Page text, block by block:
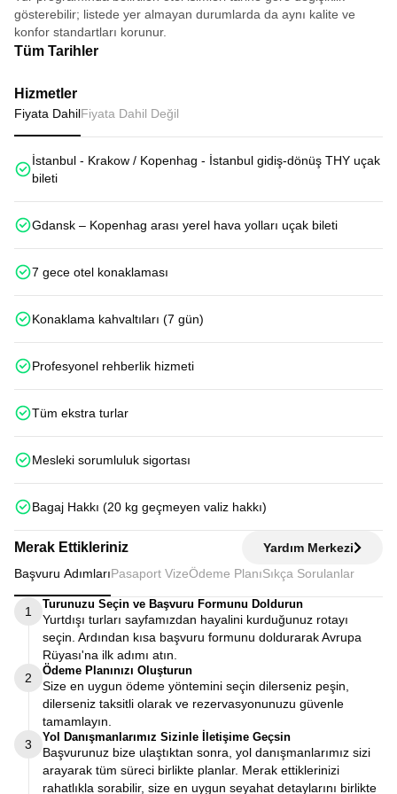
gösterebilir; listede yer almayan durumlarda da aynı kalite ve
konfor standartları korunur.
Tüm Tarihler
Hizmetler
Fiyata DahilFiyata Dahil Değil
İstanbul - Krakow / Kopenhag - İstanbul gidiş-dönüş THY uçak
bileti
Gdansk – Kopenhag arası yerel hava yolları uçak bileti
7 gece otel konaklaması
Konaklama kahvaltıları (7 gün)
Profesyonel rehberlik hizmeti
Tüm ekstra turlar
Mesleki sorumluluk sigortası
Bagaj Hakkı (20 kg geçmeyen valiz hakkı)
Merak Ettikleriniz
Yardım Merkezi
Başvuru AdımlarıPasaport VizeÖdeme Planı Sıkça Sorulanlar
1
Turunuzu Seçin ve Başvuru Formunu Doldurun
Yurtdışı turları sayfamızdan hayalini kurduğunuz rotayı
seçin. Ardından kısa başvuru formunu doldurarak Avrupa
Rüyası'na ilk adımı atın.
2
Ödeme Planınızı Oluşturun
Size en uygun ödeme yöntemini seçin dilerseniz peşin,
dilerseniz taksitli olarak ve rezervasyonunuzu güvenle
tamamlayın.
3
Yol Danışmanlarımız Sizinle İletişime Geçsin
Başvurunuz bize ulaştıktan sonra, yol danışmanlarımız sizi
arayarak tüm süreci birlikte planlar. Merak ettiklerinizi
rahatlıkla sorabilir, size en uygun seyahat detaylarını birlikte